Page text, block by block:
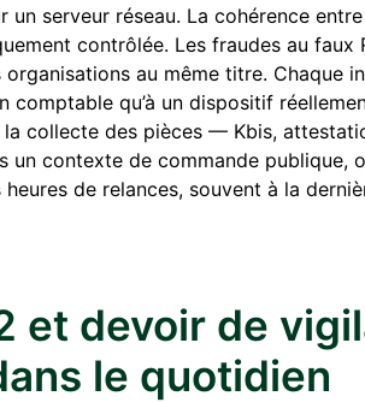
un serveur réseau. La cohérence
contrôlée. Les fraudes au faux
organisations au même titre. Chaque
comptable qu’à un dispositif
collecte des pièces — Kbis,
un contexte de commande publique,
de relances, souvent à la
et devoir de
le quotidien